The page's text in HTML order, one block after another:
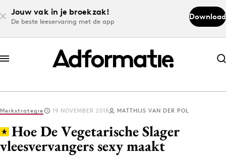
Jouw vak in je broekzak!
De beste leeservaring met de app
Download
Abonneer nu
Abonneer nu
Log in
Download de app
Merkstrategie 19 NOVEMBER 2018 MATTHIJS VAN DER POL
Hoe De Vegetarische Slager
vleesvervangers sexy maakt